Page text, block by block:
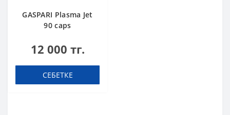
GASPARI Plasma Jet
90 caps
12 000 тг.
СЕБЕТКЕ